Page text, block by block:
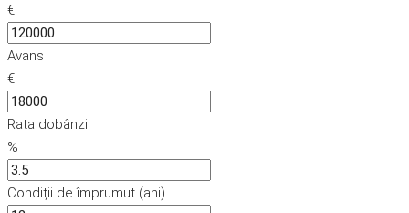
€
Avans
€
Rata dobânzii
%
Condiții de împrumut (ani)